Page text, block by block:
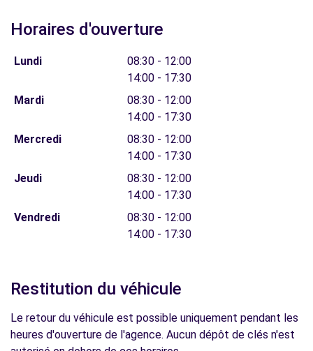
Horaires d'ouverture
Lundi
08:30 - 12:00
14:00 - 17:30
Mardi
08:30 - 12:00
14:00 - 17:30
Mercredi
08:30 - 12:00
14:00 - 17:30
Jeudi
08:30 - 12:00
14:00 - 17:30
Vendredi
08:30 - 12:00
14:00 - 17:30
Restitution du véhicule
Le retour du véhicule est possible uniquement pendant les
heures d'ouverture de l'agence. Aucun dépôt de clés n'est